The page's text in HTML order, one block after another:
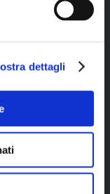
dettagli